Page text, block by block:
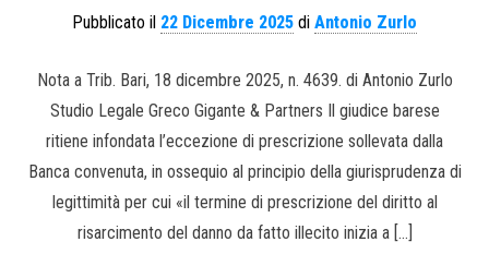
Pubblicato il 22 Dicembre 2025 di Antonio Zurlo
Nota a Trib. Bari, 18 dicembre 2025, n. 4639. di Antonio Zurlo
Studio Legale Greco Gigante & Partners Il giudice barese
ritiene infondata l’eccezione di prescrizione sollevata dalla
Banca convenuta, in ossequio al principio della giurisprudenza di
legittimità per cui «il termine di prescrizione del diritto al
risarcimento del danno da fatto illecito inizia a […]